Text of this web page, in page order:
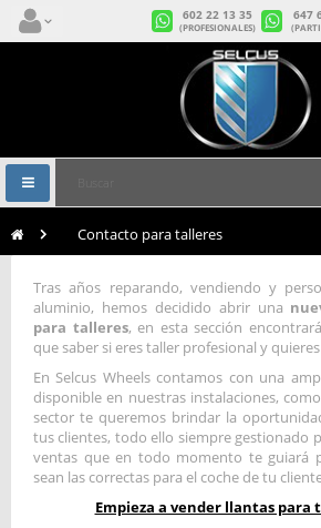
602 22 13 35
(PROFESIONALES)
647
Navegación
Toggle
Contacto para talleres
Tras años reparando, vendiendo y
aluminio, hemos decidido abrir una
para talleres, en esta sección
que saber si eres taller profesional y
En Selcus Wheels contamos con una
disponible en nuestras instalaciones,
sector te queremos brindar la
tus clientes, todo ello siempre gestionado
ventas que en todo momento te guiará
sean las correctas para el coche de tu
Empieza a vender llantas para